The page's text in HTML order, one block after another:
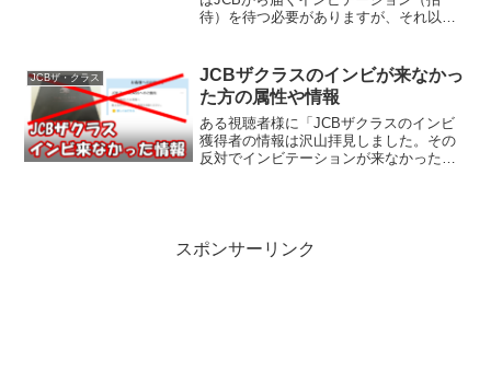
待）を待つ必要がありますが、それ以外
m3.comという医療従事者専用サイトから
の申し込み 信用...
JCBザ・クラス
JCBザクラスのインビが来なかっ
た方の属性や情報
ある視聴者様に「JCBザクラスのインビ
獲得者の情報は沢山拝見しました。その
反対でインビテーションが来なかった方
スポンサーリンク